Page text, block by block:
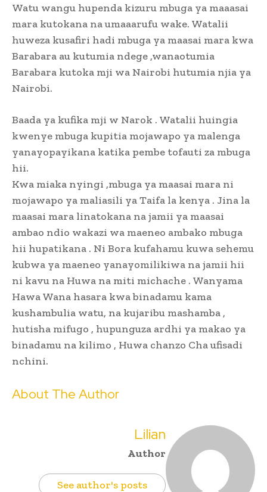
Watu wangu hupenda kizuru mbuga ya maaasai
mara kutokana na umaaarufu wake. Watalii
huweza kusafiri hadi mbuga ya maasai mara kwa
Barabara au kutumia ndege ,wanaotumia
Barabara kutoka mji wa Nairobi hutumia njia ya
Nairobi.
Baada ya kufika mji w Narok . Watalii huingia
kwenye mbuga kupitia mojawapo ya malenga
yanayopayikana katika pembe tofauti za mbuga
hii.
Kwa miaka nyingi ,mbuga ya maasai mara ni
mojawapo ya maliasili ya Taifa la kenya . Jina la
maasai mara linatokana na jamii ya maasai
ambao ndio wakazi wa maeneo ambako mbuga
hii hupatikana . Ni Bora kufahamu kuwa sehemu
kubwa ya maeneo yanayomilikiwa na jamii hii
ni kavu na Huwa na miti michache . Wanyama
Hawa Wana hasara kwa binadamu kama
kushambulia watu, na kujaribu mashamba ,
hutisha mifugo , hupunguza ardhi ya makao ya
binadamu na kilimo , Huwa chanzo Cha ufisadi
nchini.
About The Author
Lilian
Author
See author's posts